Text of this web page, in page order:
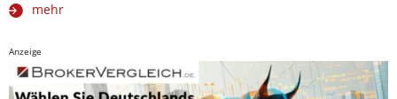
mehr
Anzeige